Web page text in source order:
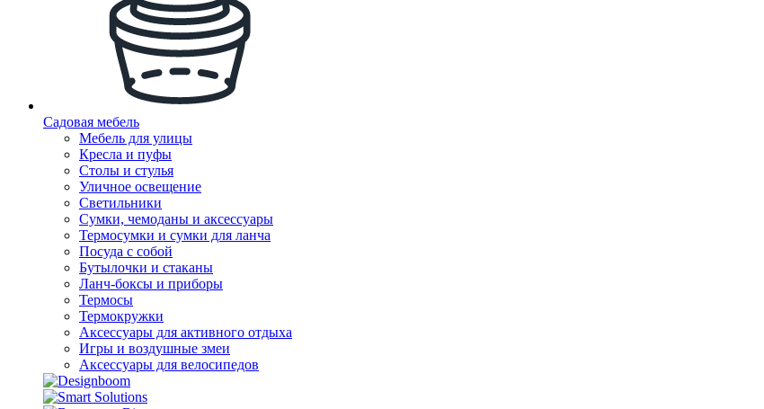
Садовая мебель
Мебель для улицы
Кресла и пуфы
Столы и стулья
Уличное освещение
Светильники
Сумки, чемоданы и аксессуары
Термосумки и сумки для ланча
Посуда с собой
Бутылочки и стаканы
Ланч-боксы и приборы
Термосы
Термокружки
Аксессуары для активного отдыха
Игры и воздушные змеи
Аксессуары для велосипедов